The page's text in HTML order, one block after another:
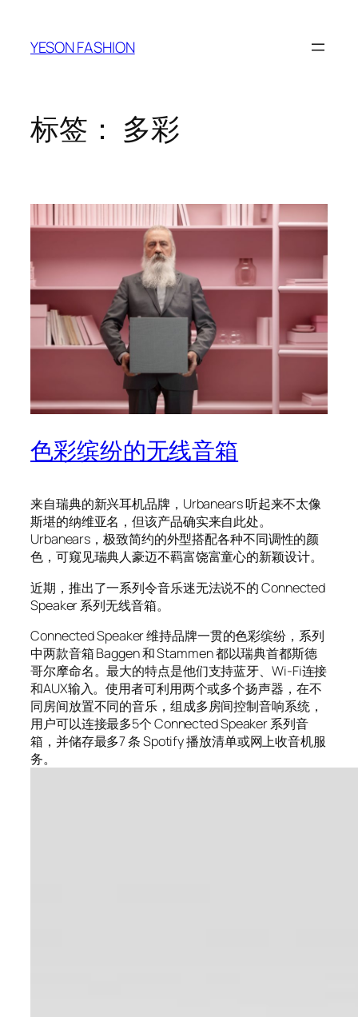
YESON FASHION
标签： 多彩
色彩缤纷的无线音箱
来自瑞典的新兴耳机品牌，Urbanears 听起来不太像
斯堪的纳维亚名，但该产品确实来自此处。
Urbanears，极致简约的外型搭配各种不同调性的颜
色，可窥见瑞典人豪迈不羁富饶富童心的新颖设计。
近期，推出了一系列令音乐迷无法说不的 Connected
Speaker 系列无线音箱。
Connected Speaker 维持品牌一贯的色彩缤纷，系列
中两款音箱 Baggen 和 Stammen 都以瑞典首都斯德
哥尔摩命名。最大的特点是他们支持蓝牙、Wi-Fi连接
和AUX输入。使用者可利用两个或多个扬声器，在不
同房间放置不同的音乐，组成多房间控制音响系统，
用户可以连接最多5个 Connected Speaker 系列音
箱，并储存最多7 条 Spotify 播放清单或网上收音机服
务。